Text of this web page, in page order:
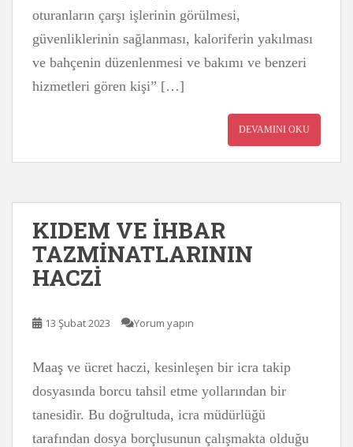
oturanların çarşı işlerinin görülmesi,
güvenliklerinin sağlanması, kaloriferin yakılması
ve bahçenin düzenlenmesi ve bakımı ve benzeri
hizmetleri gören kişi” […]
DEVAMINI OKU
KIDEM VE İHBAR
TAZMİNATLARININ
HACZİ
13 Şubat 2023 Yorum yapın
Maaş ve ücret haczi, kesinleşen bir icra takip
dosyasında borcu tahsil etme yollarından bir
tanesidir. Bu doğrultuda, icra müdürlüğü
tarafından dosya borçlusunun çalışmakta olduğu